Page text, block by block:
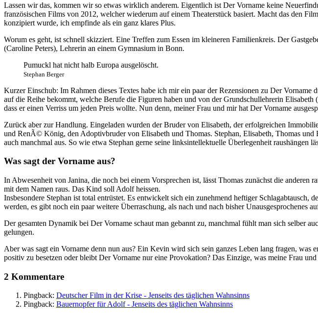
Lassen wir das, kommen wir so etwas wirklich anderem. Eigentlich ist Der Vorname keine
französischen Films von 2012, welcher wiederum auf einem Theaterstück basiert. Macht das den
konzipiert wurde, ich empfinde als ein ganz klares Plus.
Worum es geht, ist schnell skizziert. Eine Treffen zum Essen im kleineren Familienkreis. Der
(Caroline Peters), Lehrerin an einem Gymnasium in Bonn.
Pumuckl hat nicht halb Europa ausgelöscht.
Stephan Berger
Kurzer Einschub: Im Rahmen dieses Textes habe ich mir ein paar der Rezensionen zu Der
auf die Reihe bekommt, welche Berufe die Figuren haben und von der Grundschullehrerin
dass er einen Verriss um jeden Preis wollte. Nun denn, meiner Frau und mir hat Der Vorname
Zurück aber zur Handlung. Eingeladen wurden der Bruder von Elisabeth, der erfolgreichen
und RenÃ© König, den Adoptivbruder von Elisabeth und Thomas. Stephan, Elisabeth, Thomas
auch manchmal aus. So wie etwa Stephan gerne seine linksintellektuelle Überlegenheit raushängen
Was sagt der Vorname aus?
In Abwesenheit von Janina, die noch bei einem Vorsprechen ist, lässt Thomas zunächst die
mit dem Namen raus. Das Kind soll Adolf heissen.
Insbesondere Stephan ist total entrüstet. Es entwickelt sich ein zunehmend heftiger
werden, es gibt noch ein paar weitere Überraschung, als nach und nach bisher Unausgesprochenes
Der gesamten Dynamik bei Der Vorname schaut man gebannt zu, manchmal fühlt man sich selber
gelungen.
Aber was sagt ein Vorname denn nun aus? Ein Kevin wird sich sein ganzes Leben lang fragen,
positiv zu besetzen oder bleibt Der Vorname nur eine Provokation? Das Einzige, was meine Frau
2 Kommentare
Pingback: Deutscher Film in der Krise - Jenseits des täglichen Wahnsinns
Pingback: Bauernopfer für Adolf - Jenseits des täglichen Wahnsinns